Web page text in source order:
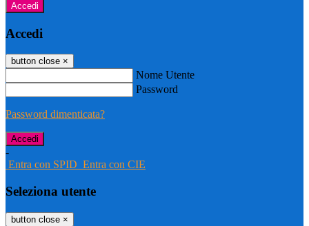
Accedi
Accedi
button close ×
Nome Utente
Password
Password dimenticata?
-
Entra con SPID Entra con CIE
Seleziona utente
button close ×